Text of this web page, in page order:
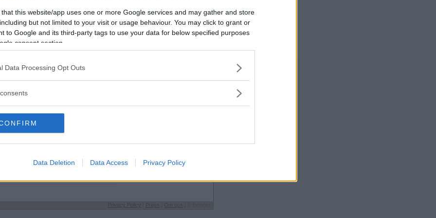
that this website/app uses one or more Google services and may gather and store
but not limited to your visit or usage behaviour. You may click to grant or
to Google and its third-party tags to use your data for below specified purposes
consent section.
Data Processing Opt Outs
Data Deletion Data Access Privacy Policy
Avbrutna
18
Oavgjorda
50
Jag äter
Mat
Oförutsägbar
J
Vill du bli
medlem?